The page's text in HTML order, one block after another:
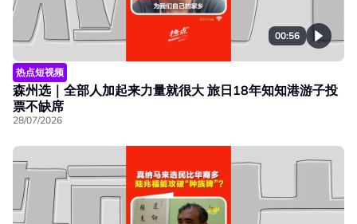
00:56
热点短视频
森州选｜全部人加起来力量就很大 旅日18年知知港游子投
票不缺席
28/07/2026